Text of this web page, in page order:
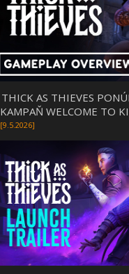
THICK AS THIEVES
KAMPAŇ WELCOME TO
[9.5.2026]